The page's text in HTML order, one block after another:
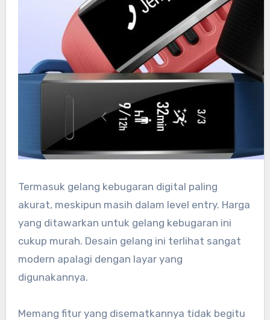
Termasuk gelang kebugaran digital paling
akurat, meskipun masih dalam level entry. Harga
yang ditawarkan untuk gelang kebugaran ini
cukup murah. Desain gelang ini terlihat sangat
modern apalagi dengan layar yang
digunakannya.
Memang fitur yang disematkannya tidak begitu